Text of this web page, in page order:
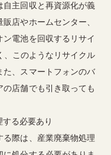
自主回収と再資源化が義
店やホームセンター、
電池を回収するリサイ
、このようなリサイクル
た、スマートフォンのバ
店舗でも引き取っても
る必要あり
際は、産業廃棄物処理